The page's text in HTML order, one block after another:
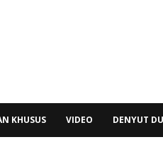
KHUSUS VIDEO DENYUT